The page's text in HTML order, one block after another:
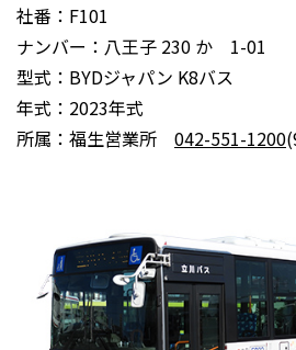
社番：F101
ナンバー：八王子 230 か 1-01
型式：BYDジャパン K8バス
年式：2023年式
所属：福生営業所 042-551-1200